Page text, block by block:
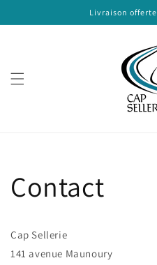
au
Livraison
Contact
Cap Sellerie
141 avenue Maunoury